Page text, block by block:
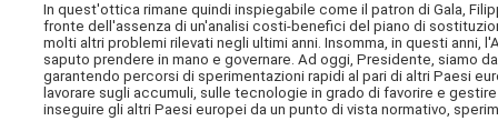
In quest'ottica rimane quindi inspiegabile come il patron di Gala,
fronte dell'assenza di un'analisi costi-benefici del piano di
molti altri problemi rilevati negli ultimi anni. Insomma, in questi
saputo prendere in mano e governare. Ad oggi, Presidente, siamo
garantendo percorsi di sperimentazioni rapidi al pari di altri Paesi
lavorare sugli accumuli, sulle tecnologie in grado di favorire e
inseguire gli altri Paesi europei da un punto di vista normativo,